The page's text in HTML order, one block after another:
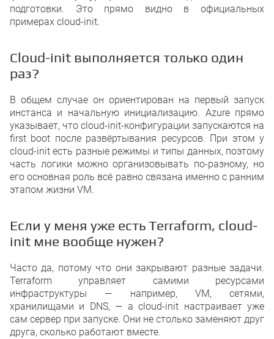
подготовки. Это прямо видно в официальных
примерах cloud-init.
Cloud-init выполняется только один
раз?
В общем случае он ориентирован на первый запуск
инстанса и начальную инициализацию. Azure прямо
указывает, что cloud-init-конфигурации запускаются на
first boot после развёртывания ресурсов. При этом у
cloud-init есть разные режимы и типы данных, поэтому
часть логики можно организовывать по-разному, но
его основная роль всё равно связана именно с ранним
этапом жизни VM.
Если у меня уже есть Terraform, cloud-
init мне вообще нужен?
Часто да, потому что они закрывают разные задачи.
Terraform управляет самими ресурсами
инфраструктуры — например, VM, сетями,
хранилищами и DNS, — а cloud-init настраивает уже
сам сервер при запуске. Они не столько заменяют друг
друга, сколько работают вместе.